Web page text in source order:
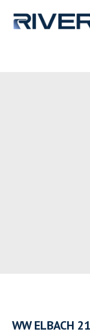
WW ELBACH